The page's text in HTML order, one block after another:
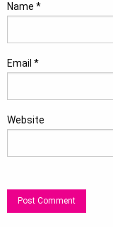
Name *
Email *
Website